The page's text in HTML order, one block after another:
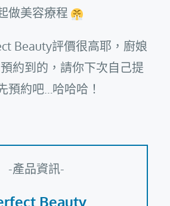
做美容療程
Beauty評價很高耶，廚娘
約到的，請你下次自己提
預約吧…哈哈哈！
-產品資訊-
Beauty